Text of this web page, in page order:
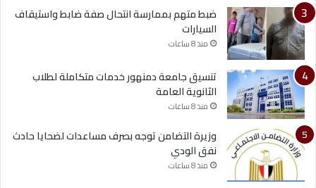
ضبط متهم بممارسة انتحال صفة ضابط واستيقاف
السيارات
منذ 8 ساعات
تنسيق جامعة دمنهور خدمات متكاملة لطلاب
الثانوية العامة
منذ 8 ساعات
وزيرة التضامن توجه بصرف مساعدات لضحايا حادث
نفق الودي
منذ 8 ساعات